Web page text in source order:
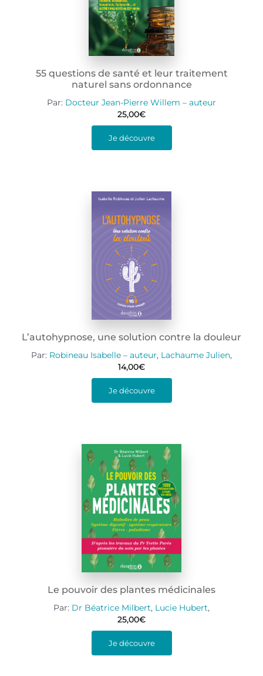
55 questions de santé et leur traitement
naturel sans ordonnance
Par: Docteur Jean-Pierre Willem – auteur
25,00€
Je découvre
L’autohypnose, une solution contre la douleur
Par: Robineau Isabelle – auteur, Lachaume Julien,
14,00€
Je découvre
Le pouvoir des plantes médicinales
Par: Dr Béatrice Milbert, Lucie Hubert,
25,00€
Je découvre